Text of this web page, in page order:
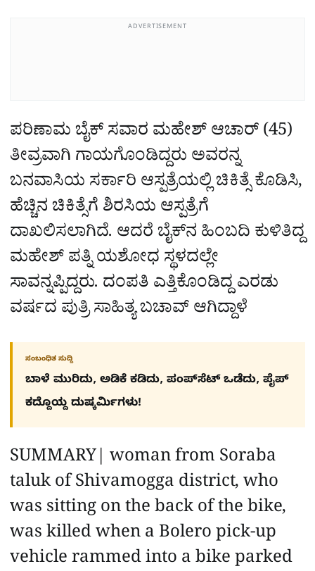
ADVERTISEMENT
ಪರಿಣಾಮ ಬೈಕ್‌ ಸವಾರ ಮಹೇಶ್ ಆಚಾರ್‌ (45)
ತೀವ್ರವಾಗಿ ಗಾಯಗೊಂಡಿದ್ದರು ಅವರನ್ನ
ಬನವಾಸಿಯ ಸರ್ಕಾರಿ ಆಸ್ಪತ್ರೆಯಲ್ಲಿ ಚಿಕಿತ್ಸೆ ಕೊಡಿಸಿ,
ಹೆಚ್ಚಿನ ಚಿಕಿತ್ಸೆಗೆ ಶಿರಸಿಯ ಆಸ್ಪತ್ರೆಗೆ
ದಾಖಲಿಸಲಾಗಿದೆ. ಆದರೆ ಬೈಕ್‌ನ ಹಿಂಬದಿ ಕುಳಿತಿದ್ದ
ಮಹೇಶ್ ಪತ್ನಿ ಯಶೋಧ ಸ್ಥಳದಲ್ಲೇ
ಸಾವನ್ನಪ್ಪಿದ್ದರು. ದಂಪತಿ ಎತ್ತಿಕೊಂಡಿದ್ದ ಎರಡು
ವರ್ಷದ ಪುತ್ರಿ ಸಾಹಿತ್ಯ ಬಚಾವ್‌ ಆಗಿದ್ದಾಳೆ
ಸಂಬಂಧಿತ ಸುದ್ದಿ
ಬಾಳೆ ಮುರಿದು, ಅಡಿಕೆ ಕಡಿದು, ಪಂಪ್​ಸೆಟ್​ ಒಡೆದು, ಪೈಪ್​
ಕದ್ದೊಯ್ದ ದುಷ್ಕರ್ಮಿಗಳು!
SUMMARY| woman from Soraba
taluk of Shivamogga district, who
was sitting on the back of the bike,
was killed when a Bolero pick-up
vehicle rammed into a bike parked